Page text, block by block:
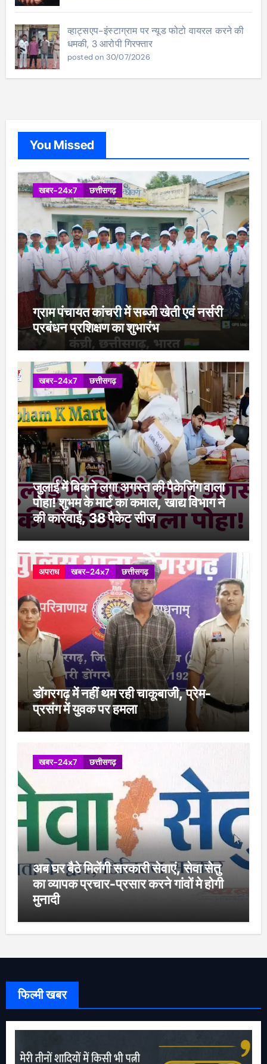
व्हाट्सएप-इंस्टाग्राम पर न्यूड फोटो वायरल करने की
धमकी, 3 आरोपी गिरफ्तार
posted on 30/07/2026
You Missed
खबर-24x7 छत्तीसगढ़
ग्राम पंचायत कांचरी में सब्जी खेती एवं नर्सरी
प्रबंधन प्रशिक्षण का शुभारंभ
खबर-24x7 छत्तीसगढ़
जुलाई में बिकने लगा अगस्त की पैकेजिंग वाला
पोहा! शुभम के मार्ट का कमाल, खाद्य विभाग ने
की कार्रवाई, 38 पैकेट सीज
अपराध खबर-24x7 छत्तीसगढ़
डोंगरगढ़ में नहीं थम रही चाकूबाजी, प्रेम-
प्रसंग में युवक पर हमला
खबर-24x7 छत्तीसगढ़
अब घर बैठे मिलेंगी सरकारी सेवाएं, सेवा सेतु
का व्यापक प्रचार-प्रसार करने गांवों मे होगी
मुनादी
फिल्मी खबर